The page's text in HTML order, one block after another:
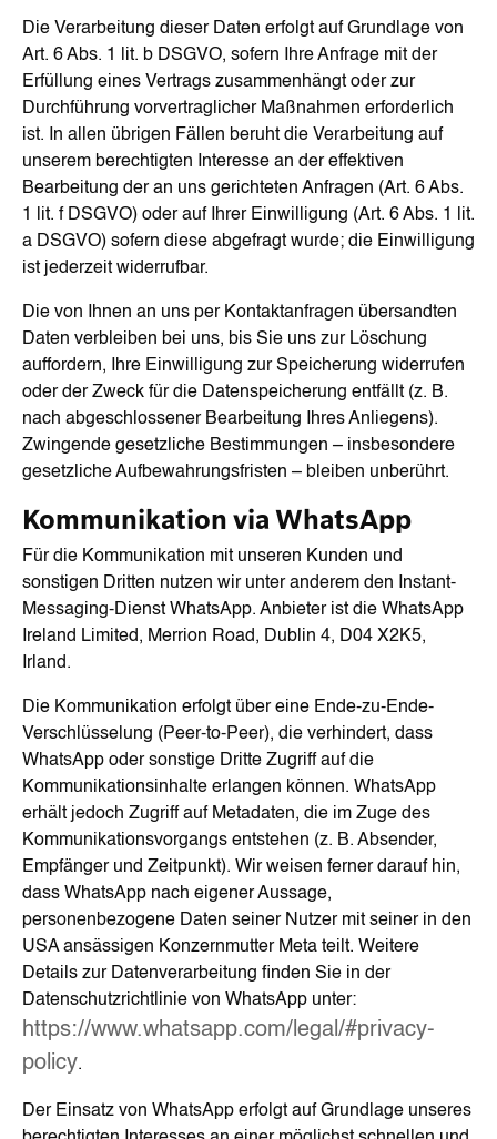
Die Verarbeitung dieser Daten erfolgt auf Grundlage von
Art. 6 Abs. 1 lit. b DSGVO, sofern Ihre Anfrage mit der
Erfüllung eines Vertrags zusammenhängt oder zur
Durchführung vorvertraglicher Maßnahmen erforderlich
ist. In allen übrigen Fällen beruht die Verarbeitung auf
unserem berechtigten Interesse an der effektiven
Bearbeitung der an uns gerichteten Anfragen (Art. 6 Abs.
1 lit. f DSGVO) oder auf Ihrer Einwilligung (Art. 6 Abs. 1 lit.
a DSGVO) sofern diese abgefragt wurde; die Einwilligung
ist jederzeit widerrufbar.
Die von Ihnen an uns per Kontaktanfragen übersandten
Daten verbleiben bei uns, bis Sie uns zur Löschung
auffordern, Ihre Einwilligung zur Speicherung widerrufen
oder der Zweck für die Datenspeicherung entfällt (z. B.
nach abgeschlossener Bearbeitung Ihres Anliegens).
Zwingende gesetzliche Bestimmungen – insbesondere
gesetzliche Aufbewahrungsfristen – bleiben unberührt.
Kommunikation via WhatsApp
Für die Kommunikation mit unseren Kunden und
sonstigen Dritten nutzen wir unter anderem den Instant-
Messaging-Dienst WhatsApp. Anbieter ist die WhatsApp
Ireland Limited, Merrion Road, Dublin 4, D04 X2K5,
Irland.
Die Kommunikation erfolgt über eine Ende-zu-Ende-
Verschlüsselung (Peer-to-Peer), die verhindert, dass
WhatsApp oder sonstige Dritte Zugriff auf die
Kommunikationsinhalte erlangen können. WhatsApp
erhält jedoch Zugriff auf Metadaten, die im Zuge des
Kommunikationsvorgangs entstehen (z. B. Absender,
Empfänger und Zeitpunkt). Wir weisen ferner darauf hin,
dass WhatsApp nach eigener Aussage,
personenbezogene Daten seiner Nutzer mit seiner in den
USA ansässigen Konzernmutter Meta teilt. Weitere
Details zur Datenverarbeitung finden Sie in der
Datenschutzrichtlinie von WhatsApp unter:
https://www.whatsapp.com/legal/#privacy-
policy.
Der Einsatz von WhatsApp erfolgt auf Grundlage unseres